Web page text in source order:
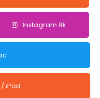
Instagram 8k
iPad